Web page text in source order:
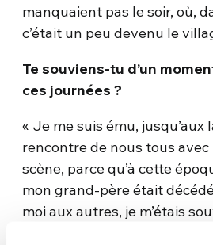
manquaient pas le soir, où,
c’était un peu devenu le
Te souviens-tu d’un
ces journées ?
« Je me suis ému, jusqu’aux
rencontre de nous tous
scène, parce qu’à cette
mon grand-père était
moi aux autres, je m’étais
un moment fondamental